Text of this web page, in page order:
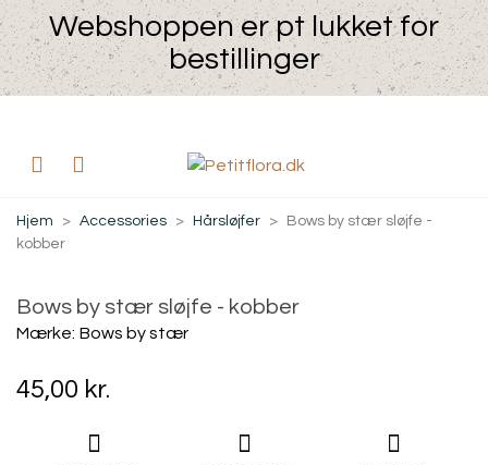
Webshoppen er pt lukket for
bestillinger
Hjem > Accessories > Hårsløjfer >
Bows by stær sløjfe -
kobber
Bows by stær sløjfe - kobber
Mærke: Bows by stær
45,00 kr.